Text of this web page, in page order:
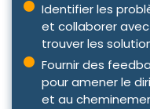
Identifier les
et collaborer
trouver les
Fournir des
pour amener le
et au